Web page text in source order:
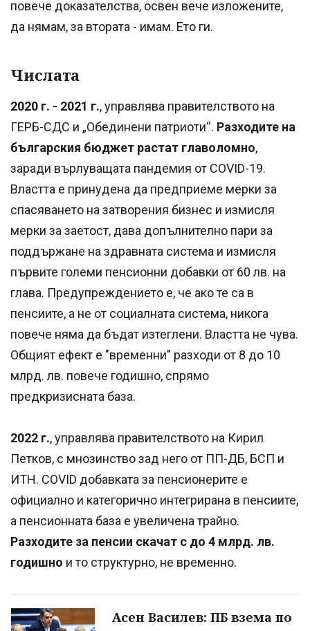
повече доказателства, освен вече изложените,
да нямам, за втората - имам. Ето ги.
Числата
2020 г. - 2021 г., управлява правителството на
ГЕРБ-СДС и „Обединени патриоти“. Разходите на
българския бюджет растат главоломно,
заради върлуващата пандемия от COVID-19.
Властта е принудена да предприеме мерки за
спасяването на затворения бизнес и измисля
мерки за заетост, дава допълнително пари за
поддържане на здравната система и измисля
първите големи пенсионни добавки от 60 лв. на
глава. Предупреждението е, че ако те са в
пенсиите, а не от социалната система, никога
повече няма да бъдат изтеглени. Властта не чува.
Общият ефект е "временни" разходи от 8 до 10
млрд. лв. повече годишно, спрямо
предкризисната база.
2022 г., управлява правителството на Кирил
Петков, с мнозинство зад него от ПП-ДБ, БСП и
ИТН. COVID добавката за пенсионерите е
официално и категорично интегрирана в пенсиите,
а пенсионната база е увеличена трайно.
Разходите за пенсии скачат с до 4 млрд. лв.
годишно и то структурно, не временно.
Асен Василев: ПБ взема по